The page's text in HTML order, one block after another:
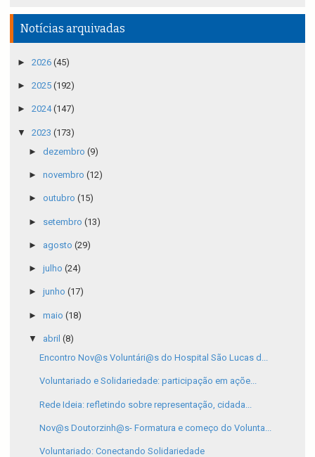
Notícias arquivadas
► 2026 (45)
► 2025 (192)
► 2024(147)
▼ 2023 (173)
► dezembro (9)
► novembro (12)
► outubro (15)
► setembro (13)
► agosto (29)
► julho (24)
► junho (17)
► maio (18)
▼ abril (8)
Encontro Nov@s Voluntári@s do Hospital São Lucas d...
Voluntariado e Solidariedade: participação em açõe...
Rede Ideia: refletindo sobre representação, cidada...
Nov@s Doutorzinh@s- Formatura e começo do Volunta...
Voluntariado: Conectando Solidariedade